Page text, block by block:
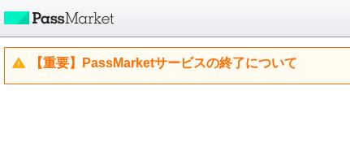
【重要】PassMarketサービスの終了について